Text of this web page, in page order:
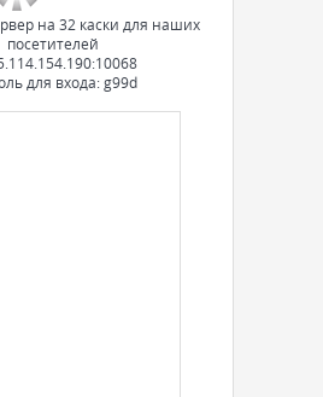
на 32 каски для наших
посетителей
для входа: g99d